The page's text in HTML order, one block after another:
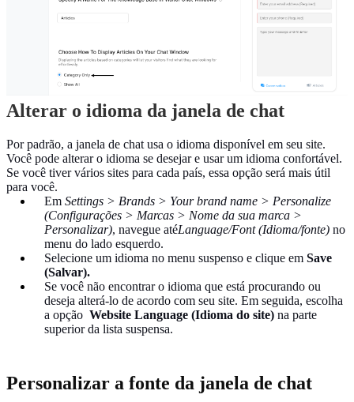
Alterar o idioma da janela de chat
Por padrão, a janela de chat usa o idioma disponível em seu site.
Você pode alterar o idioma se desejar e usar um idioma confortável.
Se você tiver vários sites para cada país, essa opção será mais útil
para você.
Em Settings > Brands > Your brand name > Personalize
(Configurações > Marcas > Nome da sua marca >
Personalizar), navegue atéLanguage/Font (Idioma/fonte) no
menu do lado esquerdo.
Selecione um idioma no menu suspenso e clique em Save
(Salvar).
Se você não encontrar o idioma que está procurando ou
deseja alterá-lo de acordo com seu site. Em seguida, escolha
a opção Website Language (Idioma do site) na parte
superior da lista suspensa.
Personalizar a fonte da janela de chat